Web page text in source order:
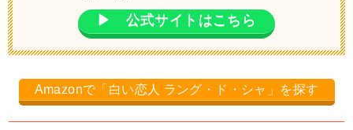
▶ 公式サイトはこちら
Amazonで「白い恋人 ラング・ド・シャ」を探す